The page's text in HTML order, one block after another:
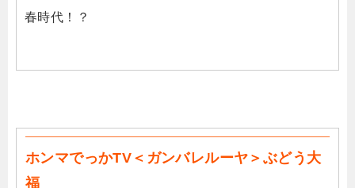
春時代！？
ホンマでっかTV＜ガンバレルーヤ＞ぶどう大
福